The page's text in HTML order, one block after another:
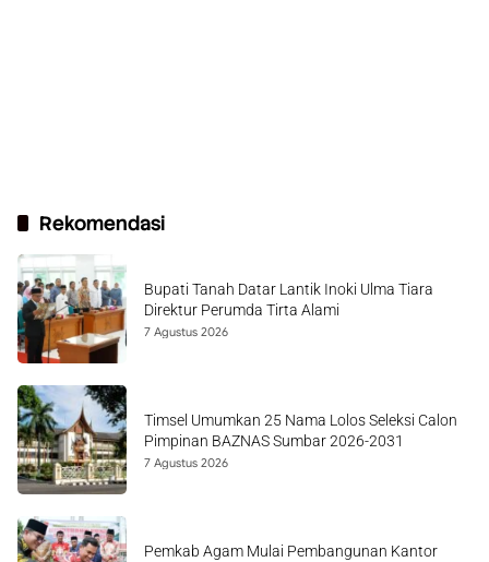
Rekomendasi
Bupati Tanah Datar Lantik Inoki Ulma Tiara
Direktur Perumda Tirta Alami
7 Agustus 2026
Timsel Umumkan 25 Nama Lolos Seleksi Calon
Pimpinan BAZNAS Sumbar 2026-2031
7 Agustus 2026
Pemkab Agam Mulai Pembangunan Kantor